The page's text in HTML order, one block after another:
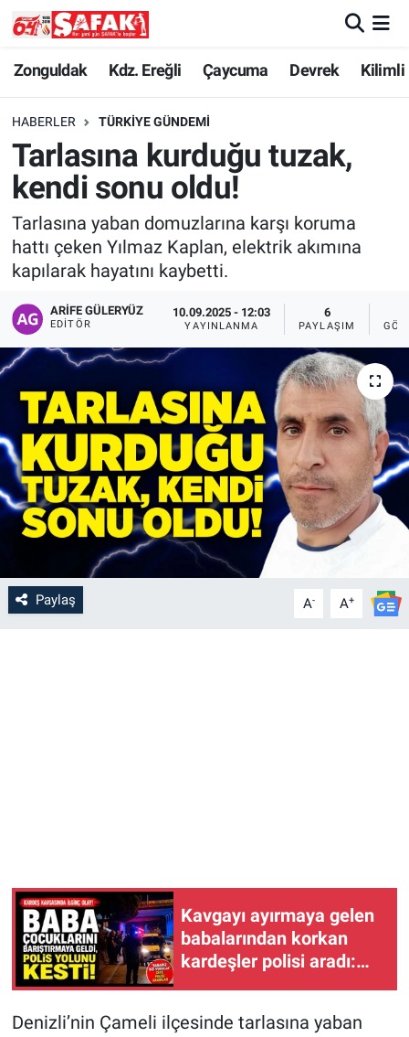
Zonguldak Kdz. Ereğli Çaycuma Devrek Kilimli
HABERLER TÜRKIYE GÜNDEMI
Tarlasına kurduğu tuzak,
kendi sonu oldu!
Tarlasına yaban domuzlarına karşı koruma
hattı çeken Yılmaz Kaplan, elektrik akımına
kapılarak hayatını kaybetti.
ARIFE GÜLERYÜZ
EDITÖR
10.09.2025 - 12:03
YAYINLANMA
6
PAYLAŞIM
Paylaş A- A+
Kavgayı ayırmaya gelen
babalarından korkan
kardeşler polisi aradı:
Denizli’nin Çameli ilçesinde tarlasına yaban
Zonguldak
Kdz. Ereğli
Çaycuma
Kilimli
Asayiş
Spor
Resmi İlan
Zonguldak Nöbetçi Eczaneler
Zonguldak Hava Durumu
Zonguldak Namaz Vakitleri
Süper Lig Puan Durumu ve Fikstür
Tüm Manşetler
Son Dakika Haberleri
Haber Arşivi